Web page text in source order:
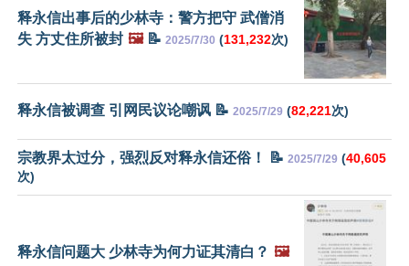
释永信出事后的少林寺：警方把守 武僧消
失 方丈住所被封 🖼️📝 2025/7/30 (131,232次)
释永信被调查 引网民议论嘲讽 📝 2025/7/29 (82,221次)
宗教界太过分，强烈反对释永信还俗！ 📝 2025/7/29 (40,605
次)
释永信问题大 少林寺为何力证其清白？ 🖼️